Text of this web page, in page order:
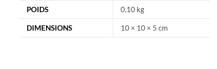
n
a
t
POIDS 0,10 kg
DIMENSIONS 10 × 10 × 5 cm